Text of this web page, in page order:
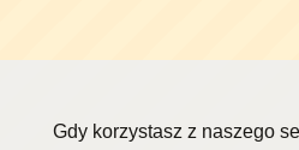
Gdy korzystasz z naszego